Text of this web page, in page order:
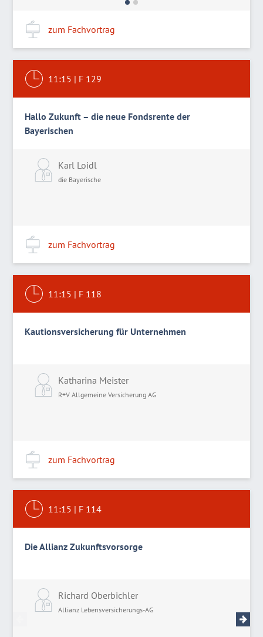
zum Fachvortrag
11:15 | F 129
Hallo Zukunft – die neue Fondsrente der
Bayerischen
Karl Loidl
die Bayerische
zum Fachvortrag
11:15 | F 118
Kautionsversicherung für Unternehmen
Katharina Meister
R+V Allgemeine Versicherung AG
zum Fachvortrag
11:15 | F 114
Die Allianz Zukunftsvorsorge
Richard Oberbichler
Allianz Lebensversicherungs-AG